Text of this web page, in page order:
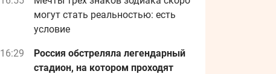
могут стать реальностью: есть
условие
16:29
Россия обстреляла легендарный
стадион, на котором проходят